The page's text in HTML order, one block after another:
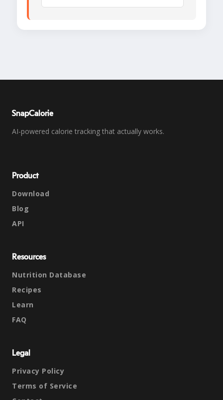
SnapCalorie
AI-powered calorie tracking that actually works.
Product
Download
Blog
API
Resources
Nutrition Database
Recipes
Learn
FAQ
Legal
Privacy Policy
Terms of Service